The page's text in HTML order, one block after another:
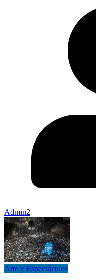
Admin2
Arte y Espectáculos